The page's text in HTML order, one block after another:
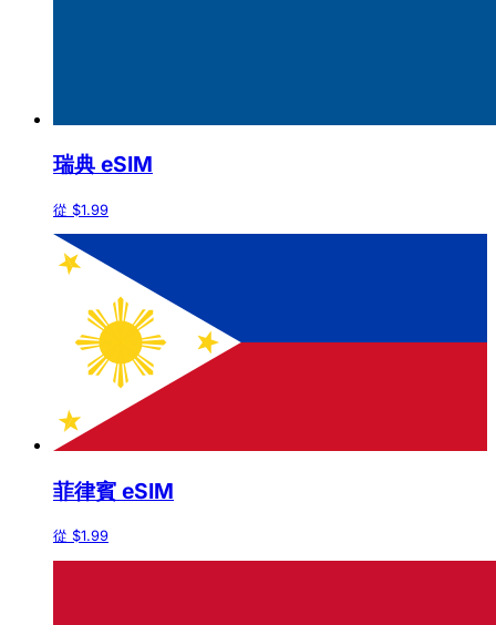
瑞典 eSIM
從 $1.99
菲律賓 eSIM
從 $1.99